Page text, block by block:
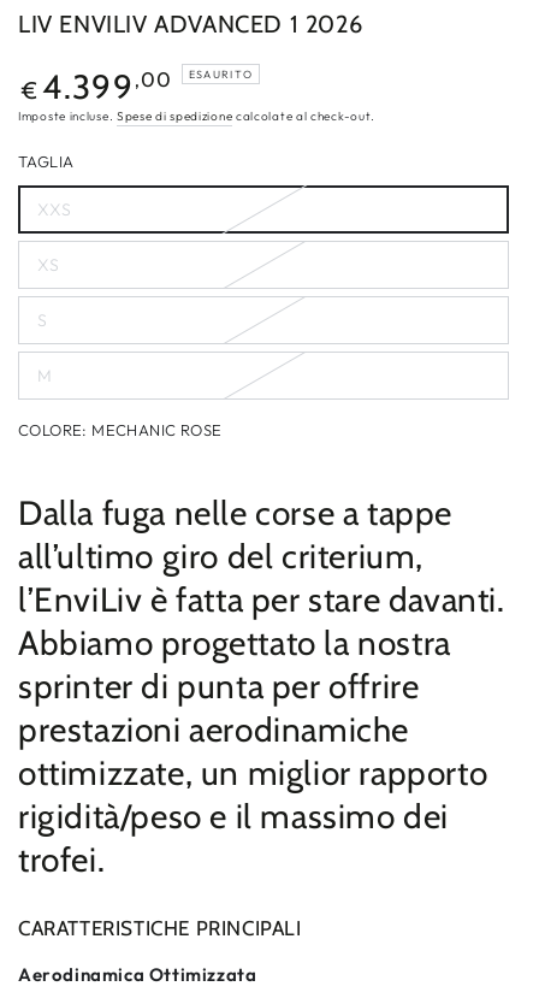
LIV ENVILIV ADVANCED 1 2026
Prezzo
regolare
€ 4.399 ,00 ESAURITO
Imposte incluse. Spese di spedizione calcolate al check-out.
TAGLIA
XXS
Variante
esaurita
non
disponibile
XS
Variante
esaurita
non
disponibile
S
Variante
esaurita
non
disponibile
M
Variante
esaurita
non
COLORE: MECHANIC ROSE
non
disponibile
Dalla fuga nelle corse a tappe
all’ultimo giro del criterium,
l’EnviLiv è fatta per stare davanti.
Abbiamo progettato la nostra
sprinter di punta per offrire
prestazioni aerodinamiche
ottimizzate, un miglior rapporto
rigidità/peso e il massimo dei
trofei.
CARATTERISTICHE PRINCIPALI
Aerodinamica Ottimizzata